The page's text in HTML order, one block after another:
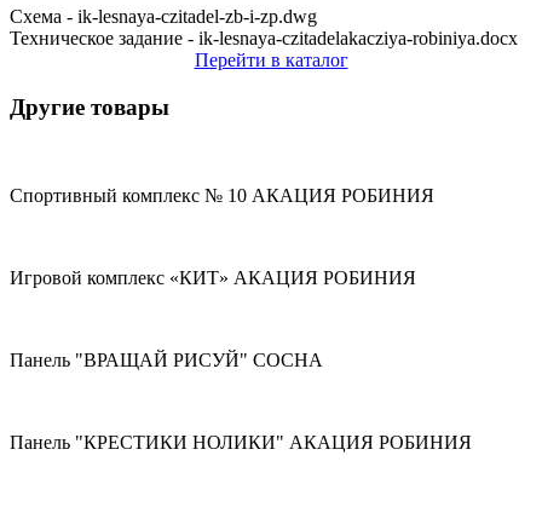
Схема - ik-lesnaya-czitadel-zb-i-zp.dwg
Техническое задание - ik-lesnaya-czitadelakacziya-robiniya.docx
Перейти в каталог
Другие товары
Спортивный комплекс № 10 АКАЦИЯ РОБИНИЯ
Игровой комплекс «КИТ» АКАЦИЯ РОБИНИЯ
Панель "ВРАЩАЙ РИСУЙ" СОСНА
Панель "КРЕСТИКИ НОЛИКИ" АКАЦИЯ РОБИНИЯ